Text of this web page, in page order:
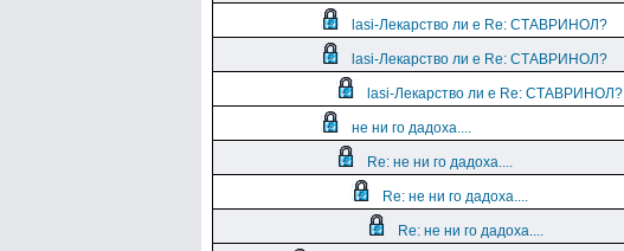
lasi-Лекарство ли е Re: СТАВРИНОЛ?
lasi-Лекарство ли е Re: СТАВРИНОЛ?
lasi-Лекарство ли е Re: СТАВРИНОЛ?
не ни го дадоха....
Re: не ни го дадоха....
Re: не ни го дадоха....
Re: не ни го дадоха....